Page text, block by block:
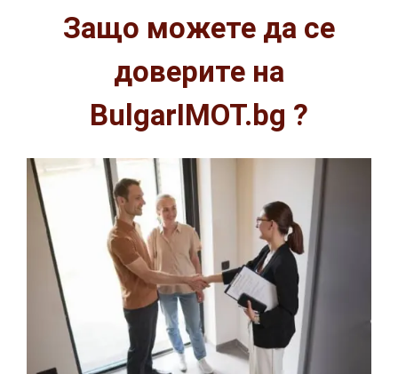
Защо можете да се
доверите на
BulgarIMOT.bg ?